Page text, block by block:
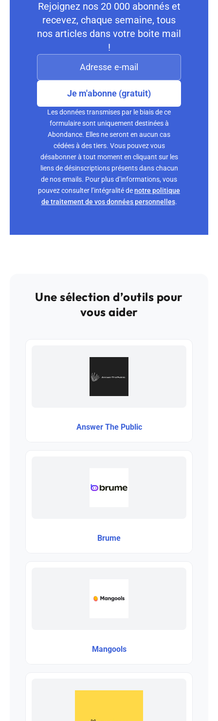
Rejoignez nos 20 000 abonnés et
recevez, chaque semaine, tous
nos articles dans votre boite mail
!
Je m'abonne (gratuit)
Les données transmises par le biais de ce
formulaire sont uniquement destinées à
Abondance. Elles ne seront en aucun cas
cédées à des tiers. Vous pouvez vous
désabonner à tout moment en cliquant sur les
liens de désinscriptions présents dans chacun
de nos emails. Pour plus d’informations, vous
pouvez consulter l’intégralité denotre politique
de traitement de vos données personnelles.
Une sélection d’outils pour
vous aider
Answer The Public
Brume
Mangools